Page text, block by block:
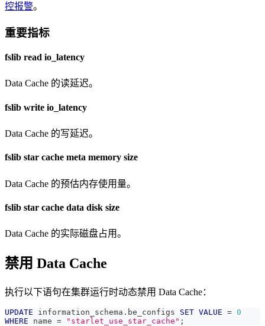
控报警。
重要指标
fslib read io_latency
Data Cache 的读延迟。
fslib write io_latency
Data Cache 的写延迟。
fslib star cache meta memory size
Data Cache 的预估内存使用量。
fslib star cache data disk size
Data Cache 的实际磁盘占用。
禁用 Data Cache
执行以下语句在集群运行时动态禁用 Data Cache：
UPDATE information_schema . be_configs SET VALUE = 0
WHERE name = "starlet_use_star_cache" ;